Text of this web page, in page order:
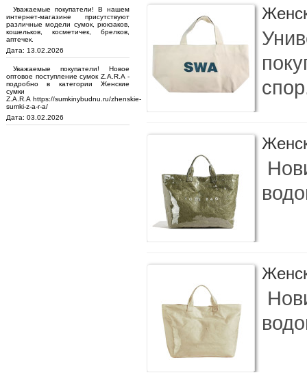
Уважаемые покупатели! В нашем
интернет-магазине присутствуют
различные модели сумок, рюкзаков,
кошельков, косметичек, брелков,
аптечек.
Дата: 13.02.2026
Уважаемые покупатели! Новое
оптовое поступление сумок Z.A.R.A -
подробно в категории Женские
сумки
Z.A.R.A https://sumkinybudnu.ru/zhenskie-
sumki-z-a-r-a/
Дата: 03.02.2026